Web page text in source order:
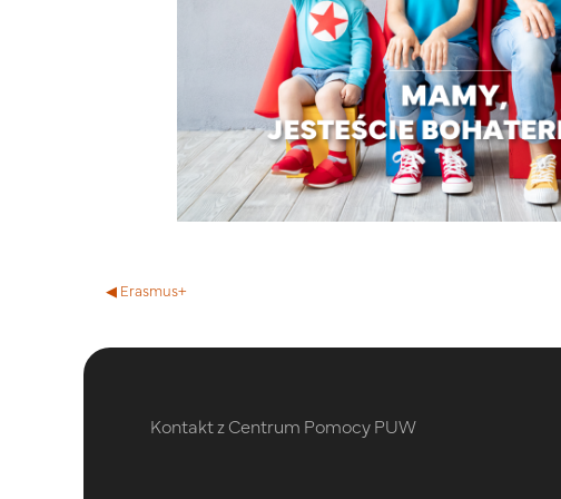
◀︎ Erasmus+
Kontakt z Centrum Pomocy PUW